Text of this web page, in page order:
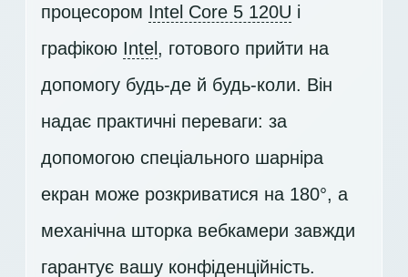
процесором Intel Core 5 120U і
графікою Intel , готового прийти на
допомогу будь-де й будь-коли. Він
надає практичні переваги: за
допомогою спеціального шарніра
екран може розкриватися на 180°, а
механічна шторка вебкамери завжди
гарантує вашу конфіденційність.